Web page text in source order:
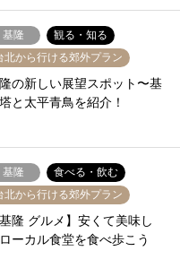
基隆
観る・知る
北から行ける郊外プラン
の新しい展望スポット〜基
と太平青鳥を紹介！
基隆
食べる・飲む
北から行ける郊外プラン
基隆 グルメ】安くて美味し
ーカル食堂を食べ歩こう